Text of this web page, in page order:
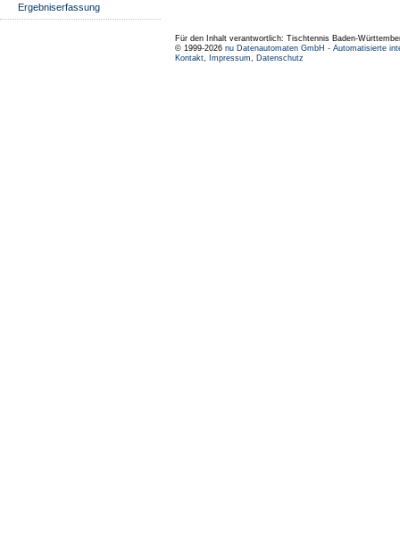
Ergebniserfassung
Für den Inhalt verantwortlich: Tischtennis Baden-
© 1999-2026 nu Datenautomaten GmbH - Automatisierte
Kontakt, Impressum, Datenschutz